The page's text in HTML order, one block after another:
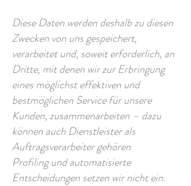
Diese Daten werden deshalb zu diesen
Zwecken von uns gespeichert,
verarbeitet und, soweit erforderlich, an
Dritte, mit denen wir zur Erbringung
eines möglichst effektiven und
bestmöglichen Service für unsere
Kunden, zusammenarbeiten – dazu
können auch Dienstleister als
Auftragsverarbeiter gehören
Profiling und automatisierte
Entscheidungen setzen wir nicht ein.